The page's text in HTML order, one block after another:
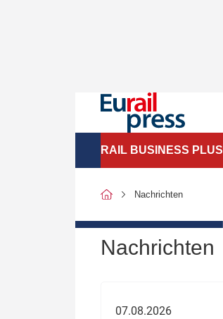
RAIL BUSINESS PLUS
SPNV-Marktdaten
Nachrichten
Nachrichten
07.08.2026